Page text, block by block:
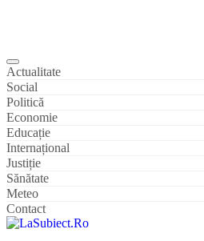
Actualitate
Social
Politică
Economie
Educație
Internațional
Justiție
Sănătate
Meteo
Contact